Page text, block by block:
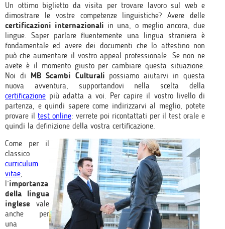
Un ottimo biglietto da visita per trovare lavoro sul web e
dimostrare le vostre competenze linguistiche? Avere delle
certificazioni internazionali in una, o meglio ancora, due
lingue. Saper parlare fluentemente una lingua straniera è
fondamentale ed avere dei documenti che lo attestino non
può che aumentare il vostro appeal professionale. Se non ne
avete è il momento giusto per cambiare questa situazione.
Noi di MB Scambi Culturali possiamo aiutarvi in questa
nuova avventura, supportandovi nella scelta della
certificazione più adatta a voi. Per capire il vostro livello di
partenza, e quindi sapere come indirizzarvi al meglio, potete
provare il test online: verrete poi ricontattati per il test orale e
quindi la definizione della vostra certificazione.
Come per il
classico
curriculum
vitae,
l’importanza
della lingua
inglese vale
anche per
una